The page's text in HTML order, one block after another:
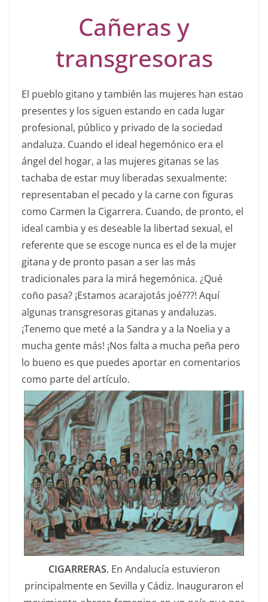
Cañeras y
transgresoras
El pueblo gitano y también las mujeres han estao
presentes y los siguen estando en cada lugar
profesional, público y privado de la sociedad
andaluza. Cuando el ideal hegemónico era el
ángel del hogar, a las mujeres gitanas se las
tachaba de estar muy liberadas sexualmente:
representaban el pecado y la carne con figuras
como Carmen la Cigarrera. Cuando, de pronto, el
ideal cambia y es deseable la libertad sexual, el
referente que se escoge nunca es el de la mujer
gitana y de pronto pasan a ser las más
tradicionales para la mirá hegemónica. ¿Qué
coño pasa? ¡Estamos acarajotás joé???! Aquí
algunas transgresoras gitanas y andaluzas.
¡Tenemo que meté a la Sandra y a la Noelia y a
mucha gente más! ¡Nos falta a mucha peña pero
lo bueno es que puedes aportar en comentarios
como parte del artículo.
CIGARRERAS. En Andalucía estuvieron
principalmente en Sevilla y Cádiz. Inauguraron el